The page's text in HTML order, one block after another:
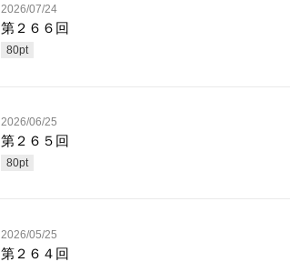
2026/07/24
第２６６回
80pt
2026/06/25
第２６５回
80pt
2026/05/25
第２６４回